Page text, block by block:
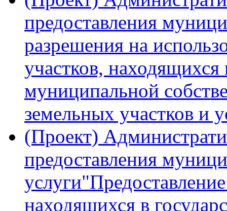
предоставления
разрешения на
участков, находящихся
муниципальной
земельных участков и
(Проект)
предоставления
находящихся в